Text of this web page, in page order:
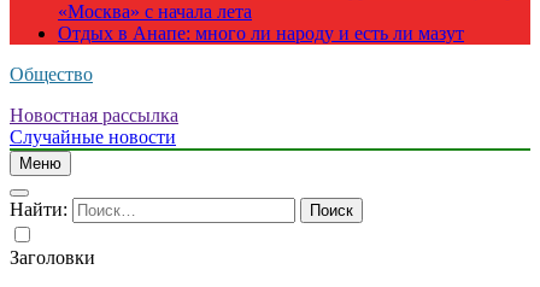
«Москва» с начала лета
Отдых в Анапе: много ли народу и есть ли мазут
Общество
Новостная рассылка
Случайные новости
Меню
Найти:
Заголовки